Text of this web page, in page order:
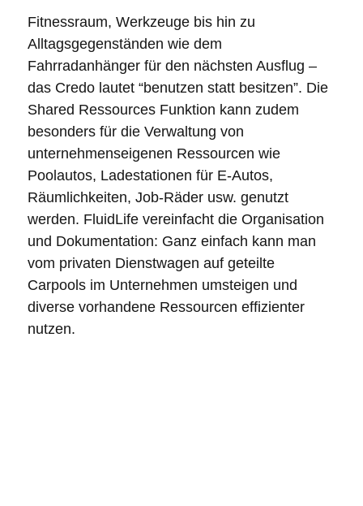
Fitnessraum, Werkzeuge bis hin zu
Alltagsgegenständen wie dem
Fahrradanhänger für den nächsten Ausflug –
das Credo lautet “benutzen statt besitzen”. Die
Shared Ressources Funktion kann zudem
besonders für die Verwaltung von
unternehmenseigenen Ressourcen wie
Poolautos, Ladestationen für E-Autos,
Räumlichkeiten, Job-Räder usw. genutzt
werden. FluidLife vereinfacht die Organisation
und Dokumentation: Ganz einfach kann man
vom privaten Dienstwagen auf geteilte
Carpools im Unternehmen umsteigen und
diverse vorhandene Ressourcen effizienter
nutzen.